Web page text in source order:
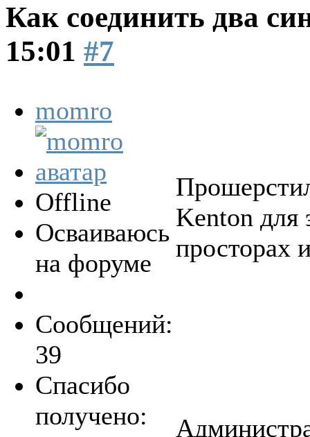
Как соединить два
15:01 #7
momro
Offline
Осваиваюсь
на форуме
Сообщений:
39
Спасибо
получено:
Kenton для
просторах